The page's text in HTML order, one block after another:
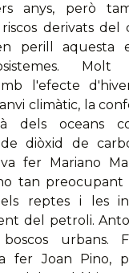
anys, però
derivats del
perill aquesta
Molt
l'efecte
climàtic, la
dels oceans
diòxid de
fer Mariano
tan preocupant
reptes i les
del petroli.
urbans.
fer Joan Pino,